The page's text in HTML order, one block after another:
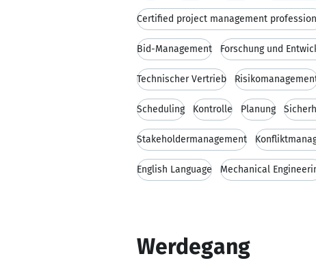
Certified project management
Bid-Management Forschung und
Technischer Vertrieb
Scheduling Kontrolle Planung
Stakeholdermanagement
English Language Mechanical
Werdegang